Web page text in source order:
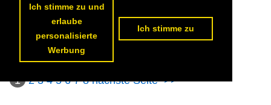
1 2 3 4 5 6 7 8 nächste Seite >>
Ich stimme zu und
erlaube
personalisierte
Werbung
Ich stimme zu